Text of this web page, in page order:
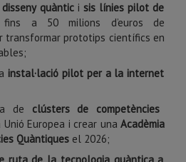
quàntici sis línies pilot de
a 50 milions d’euros de
transformar prototips científics en
instal·lació pilot per a la internet
de clústers de competències
Europea i crear una Acadèmia
Quàntiques el 2026;